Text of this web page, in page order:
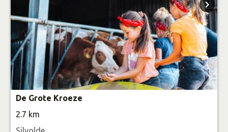
De Grote Kroeze
2.7 km